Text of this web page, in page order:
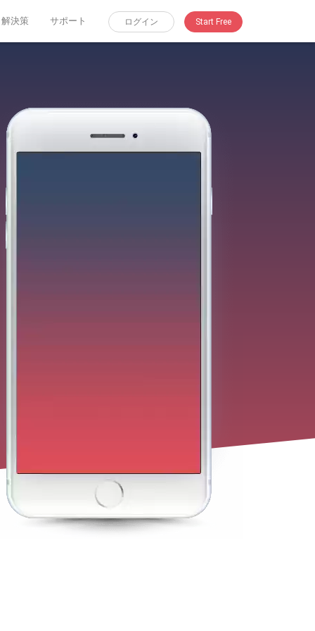
解決策 サポート ログイン Start Free